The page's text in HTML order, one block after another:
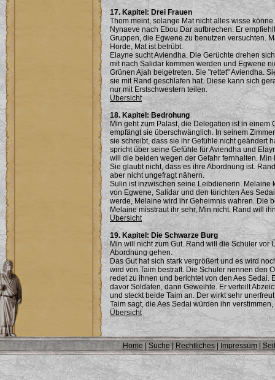
17. Kapitel: Drei Frauen
Thom meint, solange Mat nicht alles wisse
Nynaeve nach Ebou Dar aufbrechen. Er
Gruppen, die Egwene zu benutzen versuchten.
Horde, Mat ist betrübt.
Elayne sucht Aviendha. Die Gerüchte drehen
mit nach Salidar kommen werden und Egwene
Grünen Ajah beigetreten. Sie "rettet" Aviendha.
sie mit Rand geschlafen hat. Diese kann sich
nur mit Erstschwestern teilen.
Übersicht
18. Kapitel: Bedrohung
Min geht zum Palast, die Delegation ist in
empfängt sie überschwänglich. In seinem
sie schreibt, dass sie ihr Gefühle nicht geändert
spricht über seine Gefühle für Aviendha und
will die beiden wegen der Gefahr fernhalten.
Sie glaubt nicht, dass es ihre Abordnung ist.
aber nicht ungefragt nähern.
Sulin ist inzwischen seine Leibdienerin. Melaine
von Egwene, Salidar und den törichten Aes
werde, Melaine wird ihr Geheimnis wahren. Die
Melaine misstraut ihr sehr, Min nicht. Rand will
Übersicht
19. Kapitel: Die Schwarze Burg
Min will nicht zum Gut. Rand will die Schüler vor
Abordnung gehen.
Das Gut hat sich stark vergrößert und es wird
wird von Taim bestraft. Die Schüler nennen den
redet zu ihnen und berichtet von den Aes Sedai.
davor Soldaten, dann Geweihte. Er verteilt
und steckt beide Taim an. Der wirkt sehr
Taim sagt, die Aes Sedai würden ihn
Übersicht
Home| Suche | Rechtliches| Impressum|